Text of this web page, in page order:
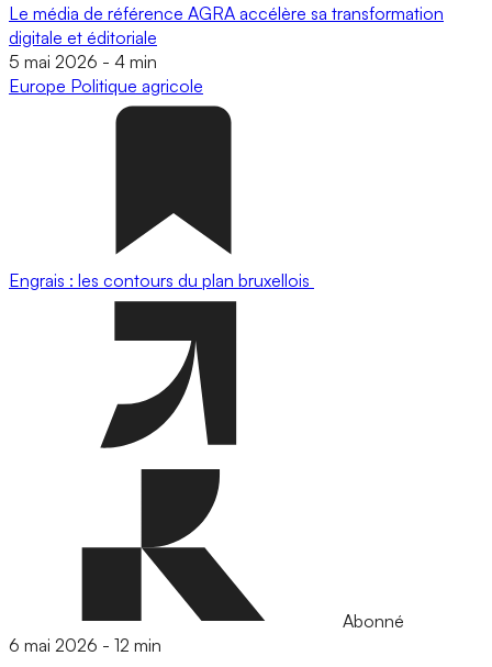
Le média de référence AGRA accélère sa transformation
digitale et éditoriale
5 mai 2026 - 4 min
Europe Politique agricole
Engrais : les contours du plan bruxellois
Abonné
6 mai 2026 - 12 min